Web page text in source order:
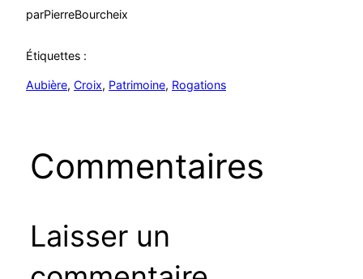
parPierreBourcheix
Étiquettes :
Aubière, Croix, Patrimoine, Rogations
Commentaires
Laisser un